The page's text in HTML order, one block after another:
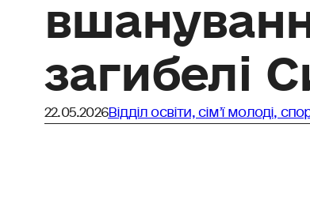
загибелі
22.05.2026Відділ освіти, сімʼї молоді,